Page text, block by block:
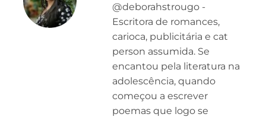
@deborahstrougo -
Escritora de romances,
carioca, publicitária e cat
person assumida. Se
encantou pela literatura na
adolescência, quando
começou a escrever
poemas que logo se